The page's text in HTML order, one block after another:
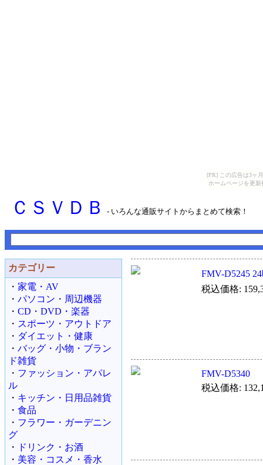
[PR] この広告は3ヶ
ホームページを更
ＣＳＶＤＢ - いろんな通販サイトからまとめて検索！
カテゴリー
・ 家電・AV
・ パソコン・周辺機器
・ CD・DVD・楽器
・ スポーツ・アウトドア
・ ダイエット・健康
・ バッグ・小物・ブラン
ド雑貨
・ ファッション・アパレ
ル
・ キッチン・日用品雑貨
・ 食品
・ フラワー・ガーデニン
グ
・
ドリンク・お酒
・ 美容・コスメ・香水
FMV-D5245
税込価格:
FMV-D5340
税込価格: